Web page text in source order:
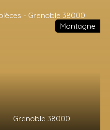
Grenoble 38000
Montagne